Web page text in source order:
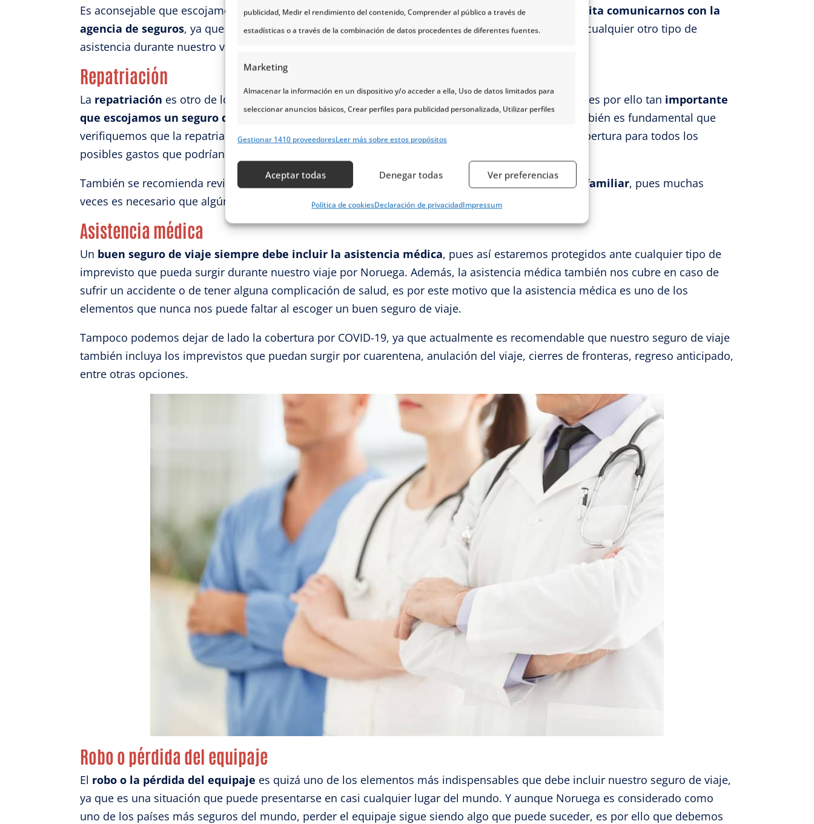
publicidad, Medir el rendimiento del contenido, Comprender al público a través de
estadísticas o a través de la combinación de datos procedentes de diferentes fuentes.
Marketing
Almacenar la información en un dispositivo y/o acceder a ella, Uso de datos limitados para
seleccionar anuncios básicos, Crear perfiles para publicidad personalizada, Utilizar perfiles
Uso de perfiles para la selección de contenido personalizado, Desarrollo y mejora de los
servicios, Uso de datos limitados con el objetivo de seleccionar el contenido.
Cotejo y combinación de datos procedentes de otras fuentes de información,
información transmitida de forma automática.
Garantizar la seguridad, evitar y detectar fraudes, y eliminar
fallos, Ofrecer y presentar publicidad y contenido, Guardar y
comunicar las preferencias de privacidad.
Gestionar 1410 proveedoresLeer más sobre estos propósitos
Aceptar todas Denegar todas Ver preferencias
Política de cookiesDeclaración de privacidadImpressum
Es aconsejable que escojamos un seguro de viaje que incluya algunalínea o medio que nos permita comunicarnos con la
agencia de seguros, ya que es posible que necesitemos realizar consultas, aclarar dudas o recibir cualquier otro tipo de
asistencia durante nuestro viaje.
Repatriación
La repatriación es otro de los elementos que deberían estar incluidos en un buen seguro de viaje, es por ello tan importante
que escojamos un seguro que nos cubra en caso de necesitar el servicio de repatriación
. También es fundamental que
verifiquemos que la repatriación no tenga limitaciones geográficas o económicas, y que incluya cobertura para todos los
posibles gastos que podrían llegar a producirse por la repatriación.
También se recomienda revisar que nuestro seguro
también cubra el desplazamiento de algún familiar, pues muchas
veces es necesario que algún pariente se desplace hasta la región en donde nos encontramos.
Asistencia médica
Un buen seguro de viaje siempre debe incluir la asistencia médica, pues así estaremos protegidos ante cualquier tipo de
imprevisto que pueda surgir durante nuestro viaje por Noruega. Además, la asistencia médica también nos cubre en caso de
sufrir un accidente o de tener alguna complicación de salud, es por este motivo que la asistencia médica es uno de los
elementos que nunca nos puede faltar al escoger un buen seguro de viaje.
Tampoco podemos dejar de lado la cobertura por COVID-19, ya que actualmente es recomendable que nuestro seguro de viaje
también incluya los imprevistos que puedan surgir por cuarentena, anulación del viaje, cierres de fronteras, regreso anticipado,
entre otras opciones.
Robo o pérdida del equipaje
El robo o la pérdida del equipaje es quizá uno de los elementos más indispensables que debe incluir nuestro seguro de viaje,
ya que es una situación que puede presentarse en casi cualquier lugar del mundo. Y aunque Noruega es considerado como
uno de los países más seguros del mundo, perder el equipaje sigue siendo algo que puede suceder, es por ello que debemos